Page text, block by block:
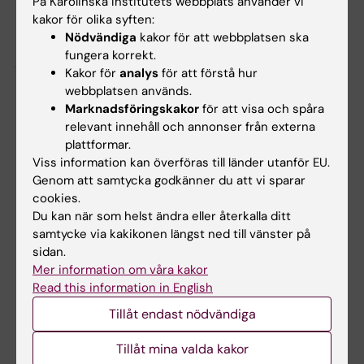
viktig.
/ Ellika Schalling, forskare i logopedi
Varför gråter vi?
Finns det någon biologisk poäng med gråt?
Clara
Svar:Gråt är en skyddande reflex som utlöses
hos många djur när ögat blir irriterat, för att
snabbare kunna transportera bort skräp. Men
att gråta till följd av känslor är något annat. Där
har evolutionen troligen ”utnyttjat” en befintlig
egenskap, gråt, och använt den till något
annat. Att gråta i denna bemärkelse verkar
vara ett typiskt mänskligt beteende och
kakor för olika syften:
Nödvändiga kakor för att webbplatsen ska
fungera korrekt.
Kakor för analys för att förstå hur
webbplatsen används.
Marknadsföringskakor för att visa och spåra
relevant innehåll och annonser från externa
plattformar.
Viss information kan överföras till länder utanför EU.
Genom att samtycka godkänner du att vi sparar
cookies.
Du kan när som helst ändra eller återkalla ditt
samtycke via kakikonen längst ned till vänster på
sidan.
Mer information om våra kakor
Read this information in English
Tillåt endast nödvändiga
Tillåt mina valda kakor